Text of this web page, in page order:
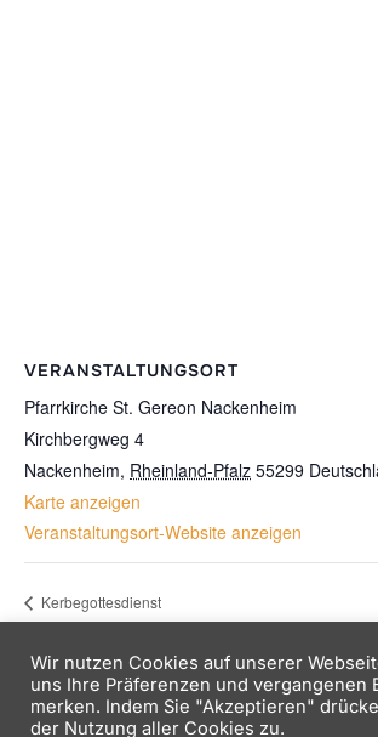
VERANSTALTUNGSORT
Pfarrkirche St. Gereon Nackenheim
Kirchbergweg 4
Nackenheim, Rheinland-Pfalz 55299
Karte anzeigen
Veranstaltungsort-Website anzeigen
Kerbegottesdienst
Copyright © 2026 Kath. Jugend
Wir nutzen Cookies auf unserer
uns Ihre Präferenzen und vergangenen
merken. Indem Sie "Akzeptieren"
der Nutzung aller Cookies zu.